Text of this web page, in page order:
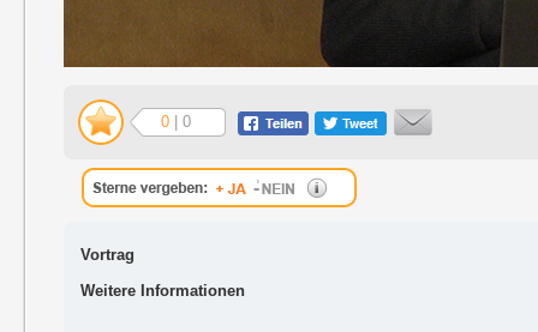
0 | 0
Vortrag
Weitere Informationen